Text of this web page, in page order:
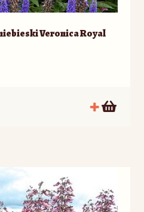
Veronica Royal